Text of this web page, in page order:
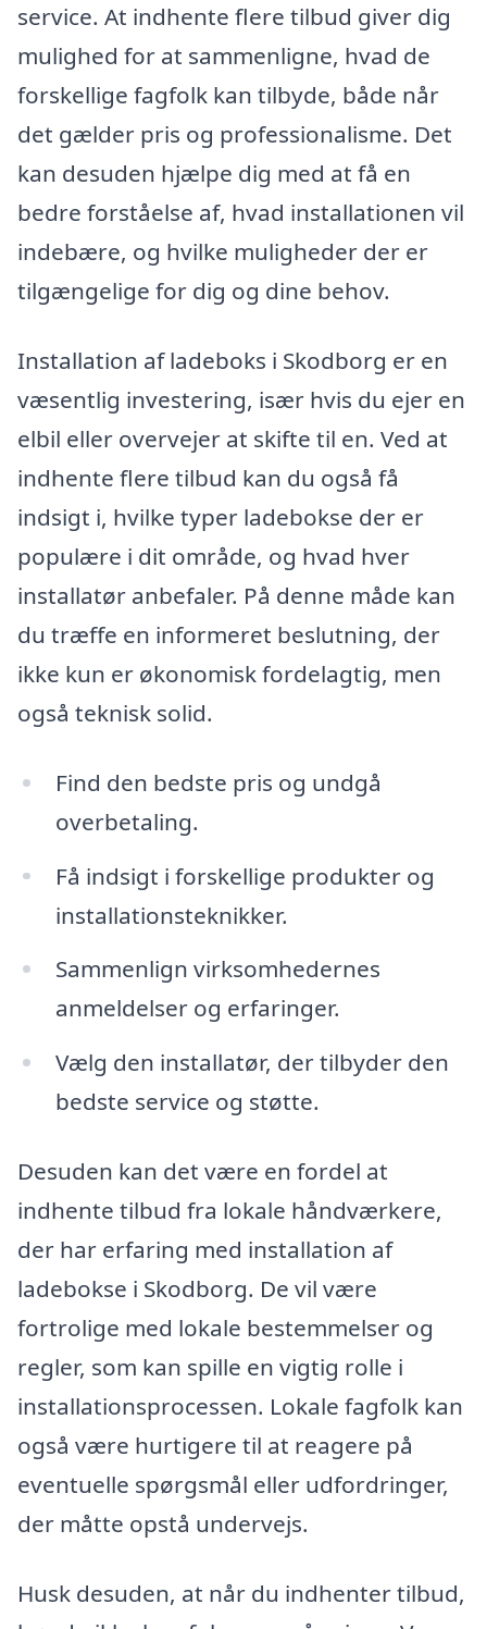
service. At indhente flere tilbud giver dig
mulighed for at sammenligne, hvad de
forskellige fagfolk kan tilbyde, både når
det gælder pris og professionalisme. Det
kan desuden hjælpe dig med at få en
bedre forståelse af, hvad installationen vil
indebære, og hvilke muligheder der er
tilgængelige for dig og dine behov.
Installation af ladeboks i Skodborg er en
væsentlig investering, især hvis du ejer en
elbil eller overvejer at skifte til en. Ved at
indhente flere tilbud kan du også få
indsigt i, hvilke typer ladebokse der er
populære i dit område, og hvad hver
installatør anbefaler. På denne måde kan
du træffe en informeret beslutning, der
ikke kun er økonomisk fordelagtig, men
også teknisk solid.
Find den bedste pris og undgå
overbetaling.
Få indsigt i forskellige produkter og
installationsteknikker.
Sammenlign virksomhedernes
anmeldelser og erfaringer.
Vælg den installatør, der tilbyder den
bedste service og støtte.
Desuden kan det være en fordel at
indhente tilbud fra lokale håndværkere,
der har erfaring med installation af
ladebokse i Skodborg. De vil være
fortrolige med lokale bestemmelser og
regler, som kan spille en vigtig rolle i
installationsprocessen. Lokale fagfolk kan
også være hurtigere til at reagere på
eventuelle spørgsmål eller udfordringer,
der måtte opstå undervejs.
Husk desuden, at når du indhenter tilbud,